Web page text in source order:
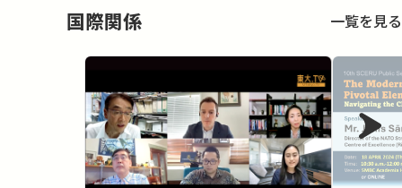
国際関係 一覧を見る